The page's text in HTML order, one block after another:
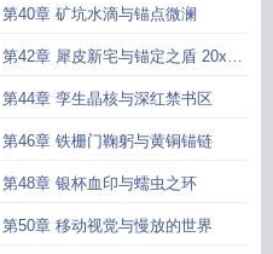
量
第40章 矿坑水滴与锚点微澜
第42章 犀皮新宅与锚定之盾 20xs
org
第44章 孪生晶核与深红禁书区
第46章 铁栅门鞠躬与黄铜锚链
第48章 银杯血印与蠕虫之环
第50章 移动视觉与慢放的世界